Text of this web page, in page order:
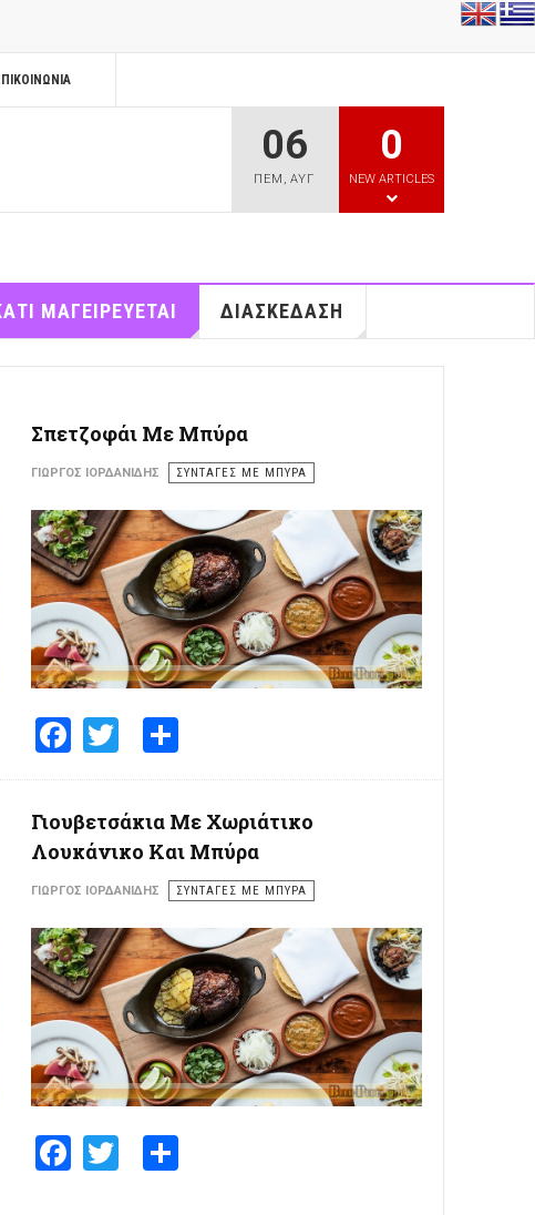
06
ΠΕΜ ,ΑΥΓ
0
NEW ARTICLES
ΜΑΓΕΙΡΕΥΕΤΑΙ ΔΙΑΣΚΕΔΑΣΗ
Σπετζοφάι Με Μπύρα
ΓΙΏΡΓΟΣ ΙΟΡΔΑΝΊΔΗΣ ΣΥΝΤΑΓΕΣ ΜΕ ΜΠΥΡΑ
Facebook
TwitterShare
Γιουβετσάκια Με Χωριάτικο
Λουκάνικο Και Μπύρα
ΓΙΏΡΓΟΣ ΙΟΡΔΑΝΊΔΗΣ ΣΥΝΤΑΓΕΣ ΜΕ ΜΠΥΡΑ
Facebook
TwitterShare